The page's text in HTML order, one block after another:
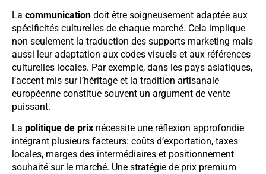
La communication doit être soigneusement adaptée aux
spécificités culturelles de chaque marché. Cela implique
non seulement la traduction des supports marketing mais
aussi leur adaptation aux codes visuels et aux références
culturelles locales. Par exemple, dans les pays asiatiques,
l’accent mis sur l’héritage et la tradition artisanale
européenne constitue souvent un argument de vente
puissant.
La politique de prix nécessite une réflexion approfondie
intégrant plusieurs facteurs: coûts d’exportation, taxes
locales, marges des intermédiaires et positionnement
souhaité sur le marché. Une stratégie de prix premium